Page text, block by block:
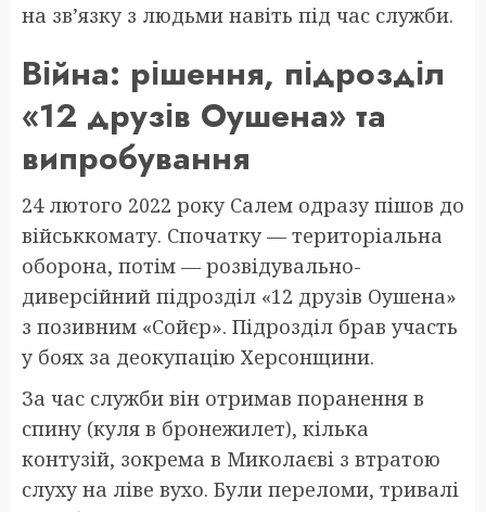
на зв’язку з людьми навіть під час служби.
Війна: рішення, підрозділ
«12 друзів Оушена» та
випробування
24 лютого 2022 року Салем одразу пішов до
військкомату. Спочатку — територіальна
оборона, потім — розвідувально-
диверсійний підрозділ «12 друзів Оушена»
з позивним «Сойєр». Підрозділ брав участь
у боях за деокупацію Херсонщини.
За час служби він отримав поранення в
спину (куля в бронежилет), кілька
контузій, зокрема в Миколаєві з втратою
слуху на ліве вухо. Були переломи, тривалі